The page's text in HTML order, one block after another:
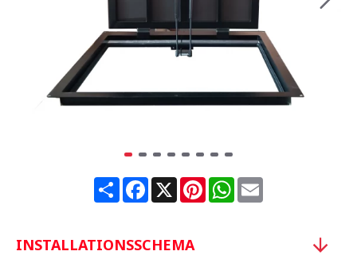
ShareFacebook
X PinterestWhatsApp
Email
INSTALLATIONSSCHEMA